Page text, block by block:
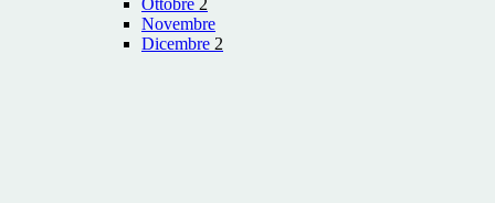
Ottobre 2
Novembre
Dicembre 2